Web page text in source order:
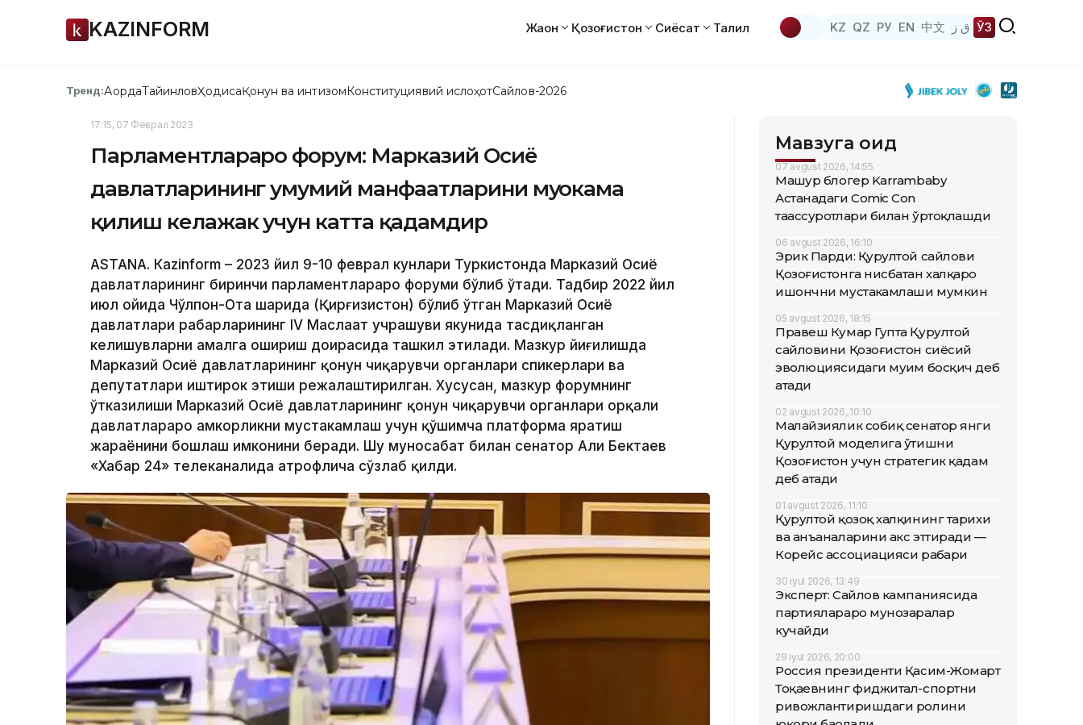
KAZINFORM Жаҳон Қозоғистон Сиёсат Таҳлил KZ QZ РУ EN 中文 ق ز ЎЗ
Тренд:АқордаТайинловҲодисаҚонун ва интизомКонституциявий ислоҳотСайлов-2026
17:15, 07 Феврал 2023
Парламентлараро форум: Марказий Осиё
давлатларининг умумий манфаатларини муҳокама
қилиш келажак учун катта қадамдир
ASTANА. Кazinform – 2023 йил 9-10 феврал кунлари Туркистонда Марказий Осиё
давлатларининг биринчи парламентлараро форуми бўлиб ўтади. Тадбир 2022 йил
июл ойида Чўлпон-Ота шаҳрида (Қирғизистон) бўлиб ўтган Марказий Осиё
давлатлари раҳбарларининг IV Маслаҳат учрашуви якунида тасдиқланган
келишувларни амалга ошириш доирасида ташкил этилади. Мазкур йиғилишда
Марказий Осиё давлатларининг қонун чиқарувчи органлари спикерлари ва
депутатлари иштирок этиши режалаштирилган. Хусусан, мазкур форумнинг
ўтказилиши Марказий Осиё давлатларининг қонун чиқарувчи органлари орқали
давлатлараро ҳамкорликни мустаҳкамлаш учун қўшимча платформа яратиш
жараёнини бошлаш имконини беради. Шу муносабат билан сенатор Али Бектаев
«Хабар 24» телеканалида атрофлича сўзлаб қилди.
Мавзуга оид
07 avgust 2026, 14:55
Машҳур блогер Karrambaby
Астанадаги Comic Con
таассуротлари билан ўртоқлашди
06 avgust 2026, 16:10
Эрик Парди: Қурултой сайлови
Қозоғистонга нисбатан халқаро
ишончни мустаҳкамлаши мумкин
05 avgust 2026, 18:15
Правеш Кумар Гупта Қурултой
сайловини Қозоғистон сиёсий
эволюциясидаги муҳим босқич деб
атади
02 avgust 2026, 10:10
Малайзиялик собиқ сенатор янги
Қурултой моделига ўтишни
Қозоғистон учун стратегик қадам
деб атади
01 avgust 2026, 11:10
Қурултой қозоқ халқининг тарихи
ва анъаналарини акс эттиради —
Корейс ассоциацияси раҳбари
30 iyul 2026, 13:49
Эксперт: Сайлов кампаниясида
партиялараро мунозаралар
кучайди
29 iyul 2026, 20:00
Россия президенти Қасим-Жомарт
Тоқаевнинг фиджитал-спортни
ривожлантиришдаги ролини